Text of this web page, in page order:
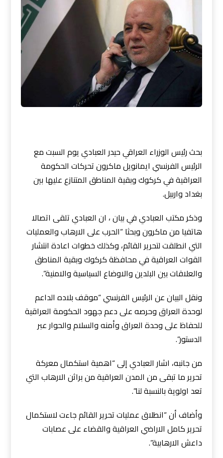
بحث رئيس الوزراء العراقي حيدر العبادي يوم السبت مع
الرئيس الفرنسي ايمانويل ماكرون تحركات الحكومة
العراقية في كركوك وبقية المناطق المتنازع عليها بين
بغداد واربيل.
وذكر مكتب العبادي في بيان ، ان العبادي تلقى اتصالا
هاتفيا من ماكرون وبحثا “الحرب على الارهاب والعمليات
التي انطلقت لتحرير القائم، وكذلك خطوات اعادة انتشار
القوات العراقية في محافظة كركوك وبقية المناطق
والعلاقات بين البلدين والاوضاع السياسية والامنية”.
ونقل البيان عن الرئيس الفرنسي “موقف بلاده الداعم
لوحدة العراق وحرصه على دعم جهود الحكومة العراقية
للحفاظ على وحدة العراق وأمنه والسلام والحوار عبر
الدستور”.
من جانبه، اشار العبادي إلى “اهمية استكمال معركة
تحرير ما تبقى من المدن العراقية من براثن الارهاب التي
تعد اولوية بالنسبة لنا”.
وأضاف أن “انطلاق عمليات تحرير القائم جاءت لاستكمال
تحرير كامل الاراضي العراقية والقضاء على عصابات
داعش الارهابية”.